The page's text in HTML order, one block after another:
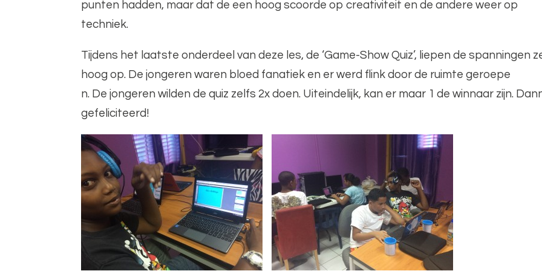
punten hadden, maar dat de een hoog scoorde op creativiteit en de andere weer op
techniek.
Tijdens het laatste onderdeel van deze les, de ‘Game-Show Quiz’, liepen de spanningen
hoog op. De jongeren waren bloed fanatiek en er werd flink door de ruimte geroepe
n. De jongeren wilden de quiz zelfs 2x doen. Uiteindelijk, kan er maar 1 de winnaar zijn.
gefeliciteerd!